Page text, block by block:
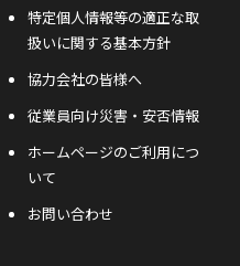
特定個人情報等の適正な取
扱いに関する基本方針
協力会社の皆様へ
従業員向け災害・安否情報
ホームページのご利用につ
いて
お問い合わせ